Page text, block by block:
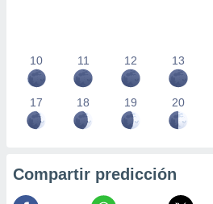
10 11 12 13
17 18 19 20
Compartir predicción